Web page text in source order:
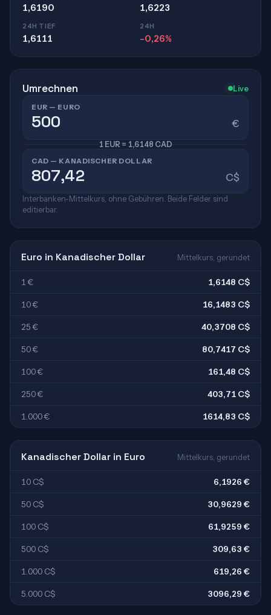
1,6190 1,6223
24H TIEF
1,6111
24H
-0,26%
Umrechnen Live
EUR — EURO
€
1 EUR = 1,6148 CAD
CAD — KANADISCHER DOLLAR
C$
Interbanken-Mittelkurs, ohne Gebühren. Beide Felder sind
editierbar.
Euro in Kanadischer Dollar Mittelkurs, gerundet
1 € 1,6148 C$
10 € 16,1483 C$
25 € 40,3708 C$
50 € 80,7417 C$
100 € 161,48 C$
250 € 403,71 C$
1.000 € 1614,83 C$
Kanadischer Dollar in Euro Mittelkurs, gerundet
10 C$ 6,1926 €
50 C$ 30,9629 €
100 C$ 61,9259 €
500 C$ 309,63 €
1.000 C$ 619,26 €
5.000 C$ 3096,29 €